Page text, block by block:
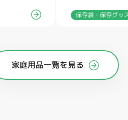
保存袋・保存グッ
家庭用品一覧を見る